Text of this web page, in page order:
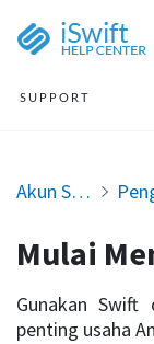
SUPPORT
Akun Swift
Mulai
Gunakan Swift
penting usaha